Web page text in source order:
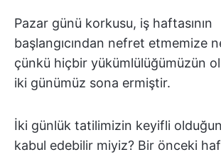
Pazar günü korkusu, iş haftasının
başlangıcından nefret etmemize
çünkü hiçbir yükümlülüğümüzün
iki günümüz sona ermiştir.
İki günlük tatilimizin keyifli
kabul edebilir miyiz? Bir önceki